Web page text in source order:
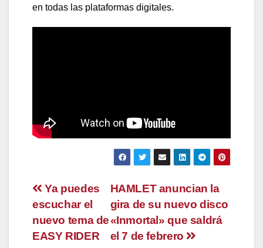
en todas las plataformas digitales.
Navegación
de
entradas
HAMLET anuncian la
gira de su nuevo disco
«Inmortal» que saldrá
el 7 de febrero
Ya puedes
escuchar el
nuevo tema de
EASY RIDER